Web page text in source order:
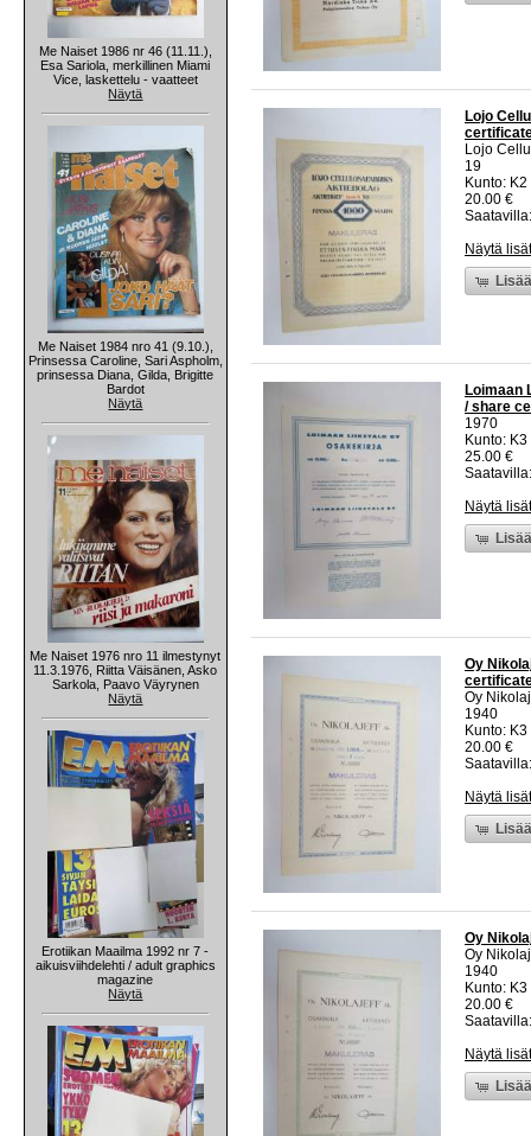
Me Naiset 1986 nr 46 (11.11.),
Esa Sariola, merkillinen Miami
Vice, laskettelu - vaatteet
Näytä
Me Naiset 1984 nro 41 (9.10.),
Prinsessa Caroline, Sari Aspholm,
prinsessa Diana, Gilda, Brigitte
Bardot
Näytä
Me Naiset 1976 nro 11 ilmestynyt
11.3.1976, Riitta Väisänen, Asko
Sarkola, Paavo Väyrynen
Näytä
Erotiikan Maailma 1992 nr 7 -
aikuisviihdelehti / adult graphics
magazine
Näytä
Lojo
Lojo
19
Kunto:
20.00 €
Näytä
Loimaan
/ share
1970
Kunto:
25.00 €
Näytä
Oy
Oy
1940
Kunto:
20.00 €
Näytä
Oy
Oy
1940
Kunto:
20.00 €
Näytä